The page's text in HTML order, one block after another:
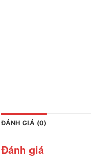
ĐÁNH GIÁ (0)
Đánh giá